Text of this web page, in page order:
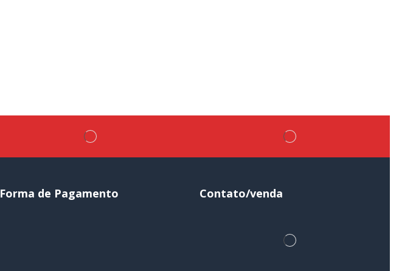
Forma de Pagamento Contato/venda